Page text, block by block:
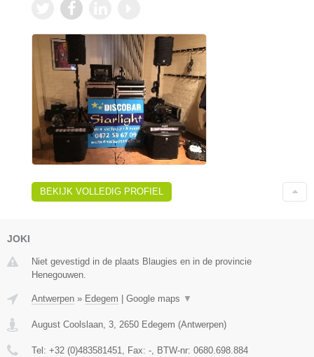
BEKIJK VOLLEDIG PROFIEL
JOKI
Niet gevestigd in de plaats Blaugies en in de provincie
Henegouwen.
Antwerpen » Edegem Google maps ▼
August Coolslaan, 3 2650 Edegem (Antwerpen)
Tel: +32 (0)483581451 , Fax: - , BTW-nr: 0680.698.884